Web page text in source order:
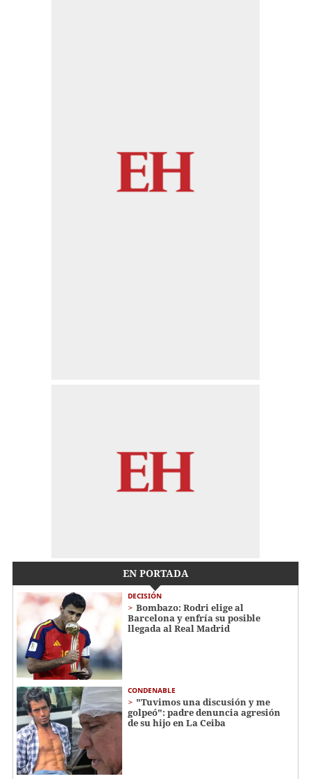
EN PORTADA
DECISIÓN
Bombazo: Rodri elige al
Barcelona y enfría su posible
llegada al Real Madrid
CONDENABLE
"Tuvimos una discusión y me
golpeó": padre denuncia agresión
de su hijo en La Ceiba